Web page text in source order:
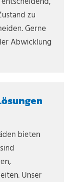
zu
Gerne
Abwicklung
bieten
Unser